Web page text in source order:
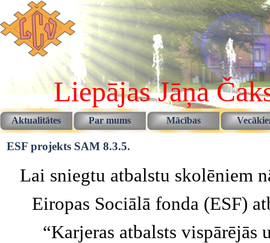
Pāriet uz saturu
Liepājas Jāņa
Aktualitātes Par mums ▼
Mācības ▼
ESF projekts SAM 8.3.5.
Lai sniegtu atbalstu skolēniem
Eiropas Sociālā fonda (ESF)
“Karjeras atbalsts vispārējās